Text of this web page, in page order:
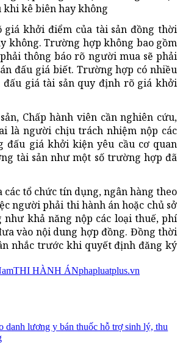
khi kê biên hay không
khởi điểm của tài sản đồng thời
không. Trường hợp không bao gồm
thông báo rõ người mua sẽ phải
đấu giá biết. Trường hợp có nhiều
giá tài sản quy định rõ giá khởi
Chấp hành viên cần nghiên cứu,
là người chịu trách nhiệm nộp các
giá khởi kiện yêu cầu cơ quan
tài sản như một số trường hợp đã
tổ chức tín dụng, ngân hàng theo
người phải thi hành án hoặc chủ sở
như khả năng nộp các loại thuế, phí
vào nội dung hợp đồng. Đồng thời
nhắc trước khi quyết định đăng ký
THI HÀNH ÁNphapluatplus.vn
danh lương y bán thuốc hỗ trợ sinh lý, thu